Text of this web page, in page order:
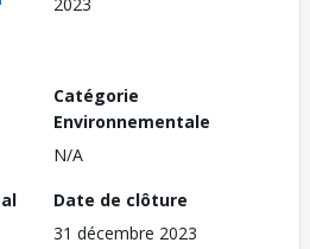
2023
Catégorie
Environnementale
N/A
Date de clôture
31 décembre 2023